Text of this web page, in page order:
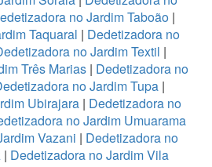
no Jardim Taboão |
Taquaral | Dedetizadora no
no Jardim Textil |
Três Marias| Dedetizadora no
no Jardim Tupa|
Ubirajara | Dedetizadora no
no Jardim Umuarama
Vazani | Dedetizadora no
| Dedetizadora no Jardim Vila